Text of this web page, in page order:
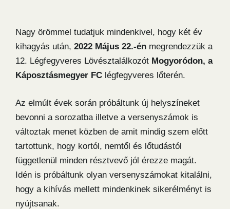
Nagy örömmel tudatjuk mindenkivel, hogy két év
kihagyás után, 2022 Május 22.-én megrendezzük a
12. Légfegyveres Lövésztalálkozót Mogyoródon, a
Káposztásmegyer FC légfegyveres lőterén.
Az elmúlt évek során próbáltunk új helyszíneket
bevonni a sorozatba illetve a versenyszámok is
változtak menet közben de amit mindig szem előtt
tartottunk, hogy kortól, nemtől és lőtudástól
függetlenül minden résztvevő jól érezze magát.
Idén is próbáltunk olyan versenyszámokat kitalálni,
hogy a kihívás mellett mindenkinek sikerélményt is
nyújtsanak.